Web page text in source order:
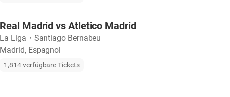
Real Madrid vs Atletico Madrid
La Liga ・ Santiago Bernabeu
Madrid, Espagnol
1,814 verfügbare Tickets